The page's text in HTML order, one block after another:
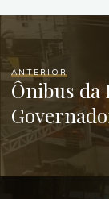
ANTERIOR
Ônibus da